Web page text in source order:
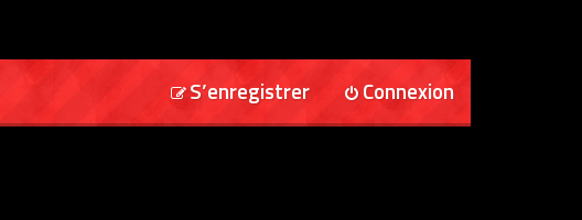
Connexion
S’enregistrer